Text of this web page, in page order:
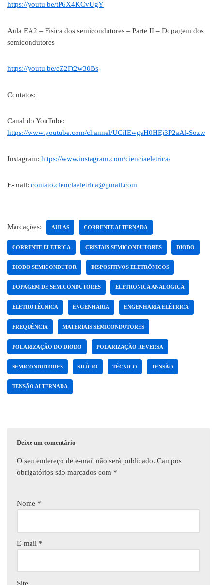
https://youtu.be/tP6X4KCvUgY
Aula EA2 – Física dos semicondutores – Parte II – Dopagem dos
semicondutores
https://youtu.be/eZ2Ft2w30Bs
Contatos:
Canal do YouTube:
https://www.youtube.com/channel/UCiIEwgsH0HEj3P2aAl-Sozw
Instagram: https://www.instagram.com/cienciaeletrica/
E-mail: contato.cienciaeletrica@gmail.com
Marcações: AULAS CORRENTE ALTERNADA
CORRENTE ELÉTRICA CRISTAIS SEMICONDUTORES DIODO
DIODO SEMICONDUTOR DISPOSITIVOS ELETRÔNICOS
DOPAGEM DE SEMICONDUTORES ELETRÔNICA ANALÓGICA
ELETROTÉCNICA ENGENHARIA ENGENHARIA ELÉTRICA
FREQUÊNCIA MATERIAIS SEMICONDUTORES
POLARIZAÇÃO DO DIODO POLARIZAÇÃO REVERSA
SEMICONDUTORES SILÍCIO TÉCNICO TENSÃO
TENSÃO ALTERNADA
Deixe um comentário
O seu endereço de e-mail não será publicado. Campos
obrigatórios são marcados com *
Nome *
E-mail *
Site